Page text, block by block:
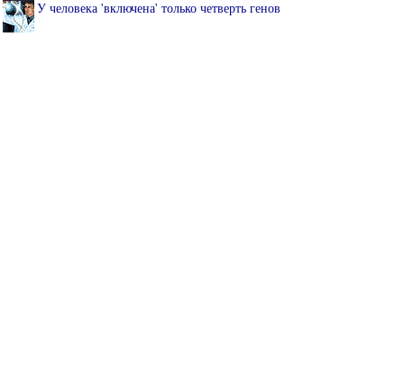
У человека 'включена' только четверть генов